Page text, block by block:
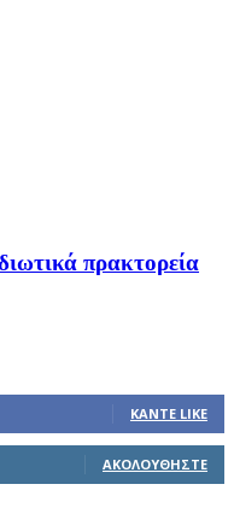
πρακτορεία
ΚΆΝΤΕ LIKE
ΑΚΟΛΟΥΘΉΣΤΕ